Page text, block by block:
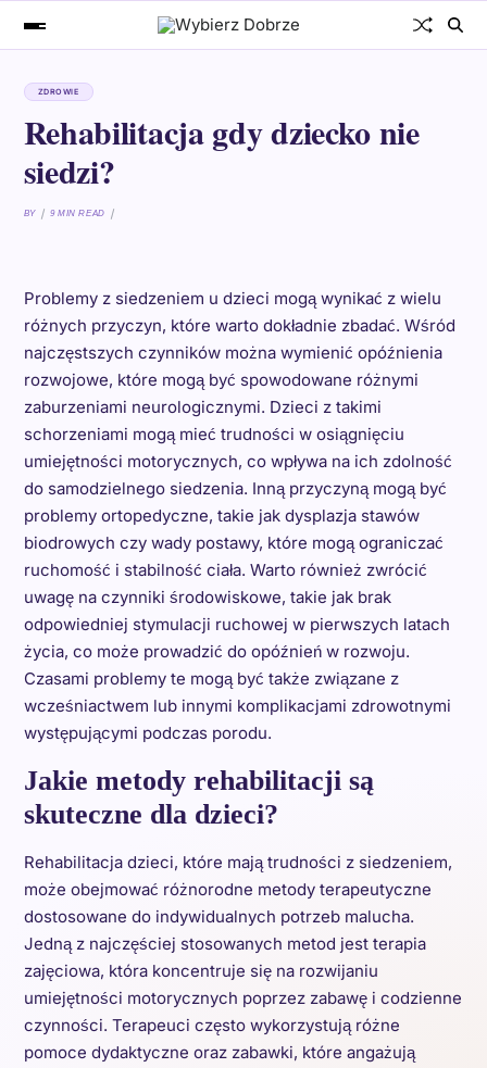
ZDROWIE
Rehabilitacja gdy dziecko nie
siedzi?
BY 9 MIN READ
Problemy z siedzeniem u dzieci mogą wynikać z wielu
różnych przyczyn, które warto dokładnie zbadać. Wśród
najczęstszych czynników można wymienić opóźnienia
rozwojowe, które mogą być spowodowane różnymi
zaburzeniami neurologicznymi. Dzieci z takimi
schorzeniami mogą mieć trudności w osiągnięciu
umiejętności motorycznych, co wpływa na ich zdolność
do samodzielnego siedzenia. Inną przyczyną mogą być
problemy ortopedyczne, takie jak dysplazja stawów
biodrowych czy wady postawy, które mogą ograniczać
ruchomość i stabilność ciała. Warto również zwrócić
uwagę na czynniki środowiskowe, takie jak brak
odpowiedniej stymulacji ruchowej w pierwszych latach
życia, co może prowadzić do opóźnień w rozwoju.
Czasami problemy te mogą być także związane z
wcześniactwem lub innymi komplikacjami zdrowotnymi
występującymi podczas porodu.
Jakie metody rehabilitacji są
skuteczne dla dzieci?
Rehabilitacja dzieci, które mają trudności z siedzeniem,
może obejmować różnorodne metody terapeutyczne
dostosowane do indywidualnych potrzeb malucha.
Jedną z najczęściej stosowanych metod jest terapia
zajęciowa, która koncentruje się na rozwijaniu
umiejętności motorycznych poprzez zabawę i codzienne
czynności. Terapeuci często wykorzystują różne
pomoce dydaktyczne oraz zabawki, które angażują